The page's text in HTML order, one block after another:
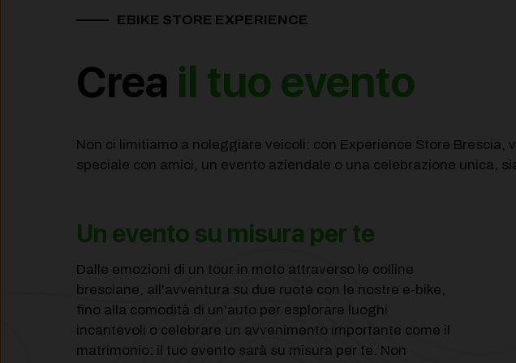
EBIKE STORE EXPERIENCE
Crea il tuo evento
Non ci limitiamo a noleggiare veicoli: con Experience Store
speciale con amici, un evento aziendale o una celebrazione unica,
Un evento su misura per te
Dalle emozioni di un tour in moto attraverso le colline
bresciane, all'avventura su due ruote con le nostre e-bike,
fino alla comodità di un'auto per esplorare luoghi
incantevoli o celebrare un avvenimento importante come il
matrimonio: il tuo evento sarà su misura per te. Non